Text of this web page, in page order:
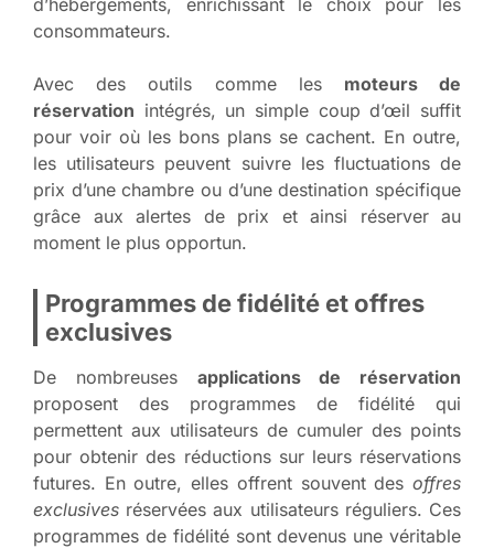
consommateurs.
Avec des outils comme les moteurs de
réservation intégrés, un simple coup d’œil suffit
pour voir où les bons plans se cachent. En outre,
les utilisateurs peuvent suivre les fluctuations de
prix d’une chambre ou d’une destination spécifique
grâce aux alertes de prix et ainsi réserver au
moment le plus opportun.
Programmes de fidélité et offres
exclusives
De nombreuses applications de réservation
proposent des programmes de fidélité qui
permettent aux utilisateurs de cumuler des points
pour obtenir des réductions sur leurs réservations
futures. En outre, elles offrent souvent des offres
exclusives réservées aux utilisateurs réguliers. Ces
programmes de fidélité sont devenus une véritable